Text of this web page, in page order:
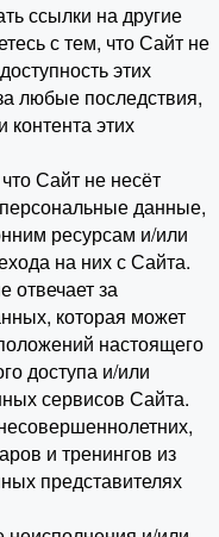
ссылки на другие
с тем, что Сайт не
этих
любые последствия,
этих
Сайт не несёт
данные,
ресурсам и/или
на них с Сайта.
отвечает за
которая может
настоящего
доступа и/или
сервисов Сайта.
и тренингов из
представителях